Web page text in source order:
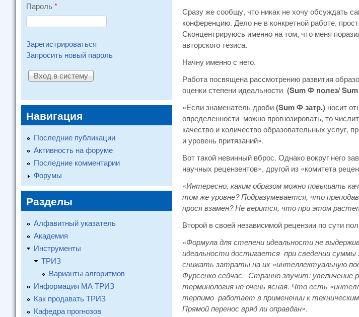
Сразу же сообщу, что никак не хочу обсуждать
конференцию. Дело не в конкретной работе,
Сконцентрируюсь именно на том, что меня
авторского тезиса.
Начну именно с него.
Работа посвящена рассмотрению развития
оценки степени идеальности (SumФ полез/S
«Если знаменатель дроби(SumФ затр.) носит
определенности можно прогнозировать, то
качество и количество образовательных услуг,
и уровень притязаний».
Вот такой невинный вброс. Однако вокруг него
научных рецензентов», другой из «комитета
«Интересно, каким образом можно повышать
том же уровне? Подразумевается, что
прося взамен? Не верится, что при этом
Второй в своей независимой рецензии по сути
«Формула для степени идеальности не
идеальности достигается при сведении
снижать затраты на их «интеллектуальную
Фурсенко сейчас. Странно звучит:
терминология не очень ясная. Что есть
терпимо работает в применении к
Прямой перенос вряд ли оправдан».
Пароль *
Зарегистрироваться
Запросить новый пароль
Навигация
Последние публикации
Активность на форуме
Последние комментарии
Форумы
Разделы
Алфавитный указатель
Академия
Инструменты
ТРИЗ
Варианты алгоритмов
Информация МА ТРИЗ
Как продавать ТРИЗ
Кафедра прогнозов